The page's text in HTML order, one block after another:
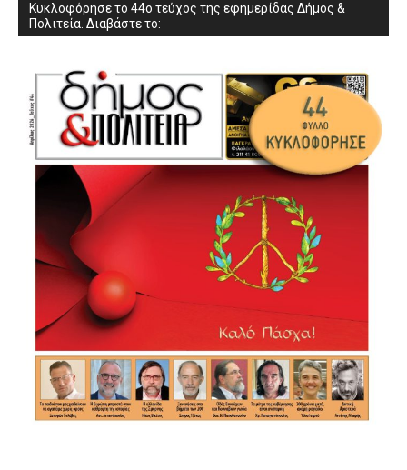
Κυκλοφόρησε το 44ο τεύχος της εφημερίδας Δήμος &
Πολιτεία. Διαβάστε το: